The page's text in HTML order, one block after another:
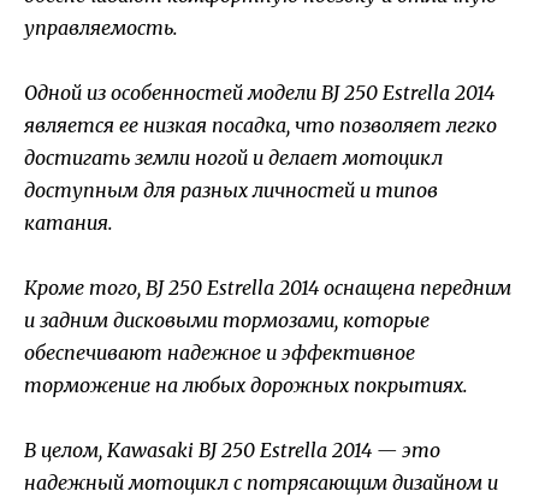
управляемость.
Одной из особенностей модели BJ 250 Estrella 2014
является ее низкая посадка, что позволяет легко
достигать земли ногой и делает мотоцикл
доступным для разных личностей и типов
катания.
Кроме того, BJ 250 Estrella 2014 оснащена передним
и задним дисковыми тормозами, которые
обеспечивают надежное и эффективное
торможение на любых дорожных покрытиях.
В целом, Kawasaki BJ 250 Estrella 2014 — это
надежный мотоцикл с потрясающим дизайном и